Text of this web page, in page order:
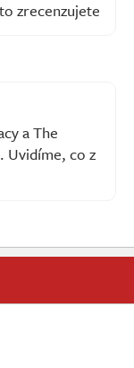
zrecenzujete
a The
Uvidíme, co z